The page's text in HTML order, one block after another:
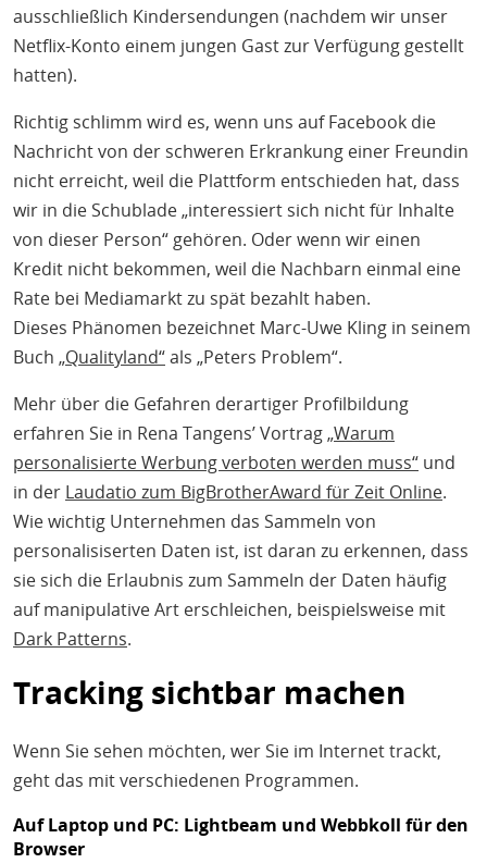
ausschließlich Kindersendungen (nachdem wir unser
Netflix-Konto einem jungen Gast zur Verfügung gestellt
hatten).
Richtig schlimm wird es, wenn uns auf Facebook die
Nachricht von der schweren Erkrankung einer Freundin
nicht erreicht, weil die Plattform entschieden hat, dass
wir in die Schublade „interessiert sich nicht für Inhalte
von dieser Person“ gehören. Oder wenn wir einen
Kredit nicht bekommen, weil die Nachbarn einmal eine
Rate bei Mediamarkt zu spät bezahlt haben.
Dieses Phänomen bezeichnet Marc-Uwe Kling in seinem
Buch „Qualityland“als „Peters Problem“.
Mehr über die Gefahren derartiger Profilbildung
erfahren Sie in Rena Tangens’ Vortrag„Warum
personalisierte Werbung verboten werden muss“ und
in der Laudatio zum BigBrotherAward für Zeit Online.
Wie wichtig Unternehmen das Sammeln von
personalisiserten Daten ist, ist daran zu erkennen, dass
sie sich die Erlaubnis zum Sammeln der Daten häufig
auf manipulative Art erschleichen, beispielsweise mit
Dark Patterns.
Tracking sichtbar machen
Wenn Sie sehen möchten, wer Sie im Internet trackt,
geht das mit verschiedenen Programmen.
Auf Laptop und PC: Lightbeam und Webbkoll für den
Browser